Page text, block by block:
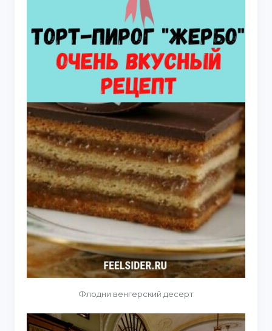
Флодни венгерский десерт